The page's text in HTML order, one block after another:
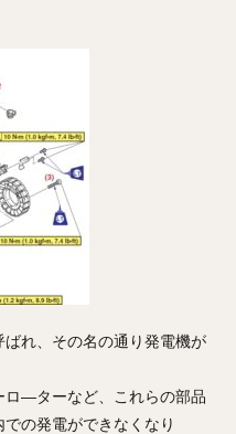
れ、その名の通り発電機が
ロ―ターなど、これらの部品
の発電ができなくなり